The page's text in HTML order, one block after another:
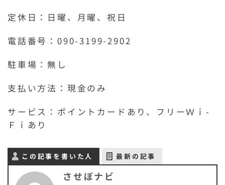
定休日：日曜、月曜、祝日
電話番号：090-3199-2902
駐車場：無し
支払い方法：現金のみ
サービス：ポイントカードあり、フリーＷｉ-
Ｆｉあり
この記事を書いた人 最新の記事
させぼナビ